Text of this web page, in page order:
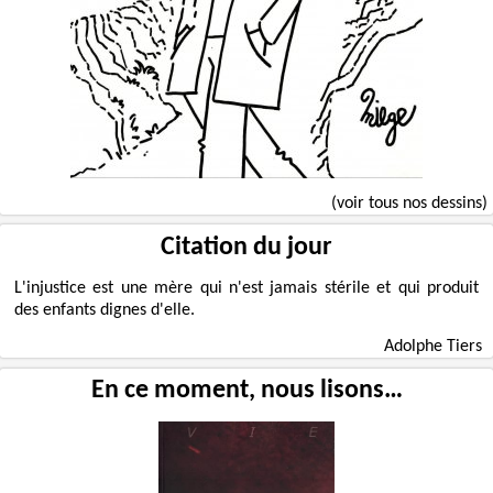
(voir tous nos dessins)
Citation du jour
L'injustice est une mère qui n'est jamais stérile et qui produit
des enfants dignes d'elle.
Adolphe Tiers
En ce moment, nous lisons…